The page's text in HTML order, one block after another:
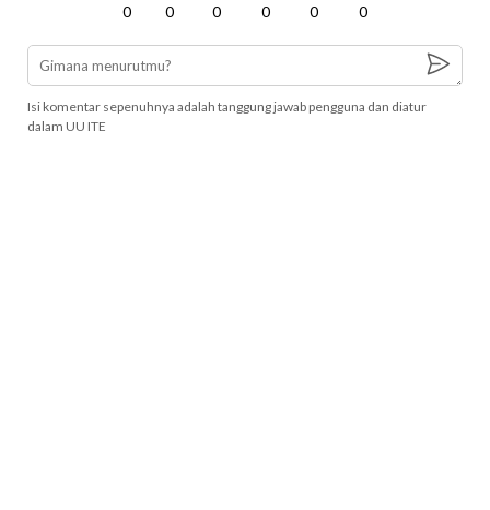
0 0 0 0 0 0
Isi komentar sepenuhnya adalah tanggung jawab pengguna dan diatur
dalam UU ITE